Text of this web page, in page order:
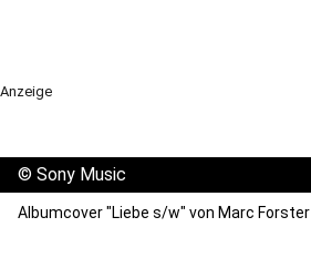
Anzeige
© Sony Music
Albumcover "Liebe s/w" von Marc Forster